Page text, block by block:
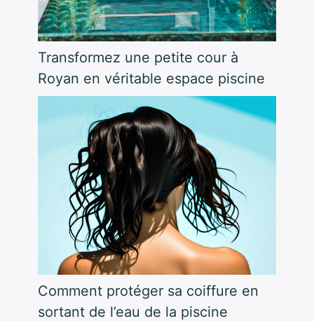
Transformez une petite cour à
Royan en véritable espace piscine
Comment protéger sa coiffure en
sortant de l’eau de la piscine